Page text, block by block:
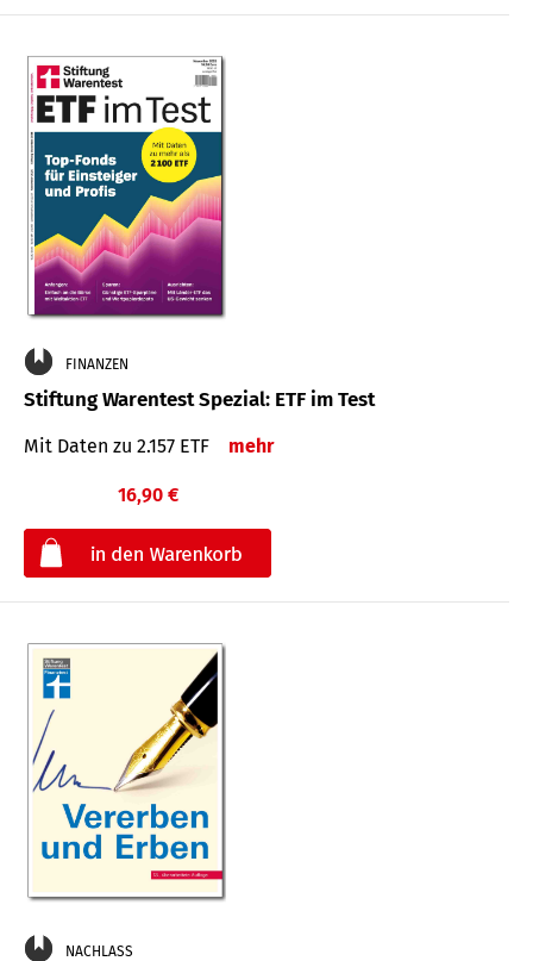
FINANZEN
Stiftung Warentest Spezial: ETF im Test
Mit Daten zu 2.157 ETF mehr
16,90 €
NACHLASS